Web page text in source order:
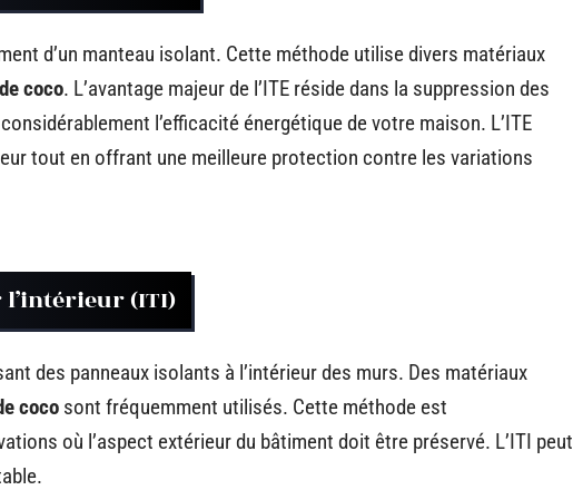
d’un manteau isolant. Cette méthode utilise divers matériaux
coco. L’avantage majeur de l’ITE réside dans la suppression des
l’efficacité énergétique de votre maison. L’ITE
tout en offrant une meilleure protection contre les variations
(ITI)
des panneaux isolants à l’intérieur des murs. Des matériaux
coco sont fréquemment utilisés. Cette méthode est
où l’aspect extérieur du bâtiment doit être préservé. L’ITI peut